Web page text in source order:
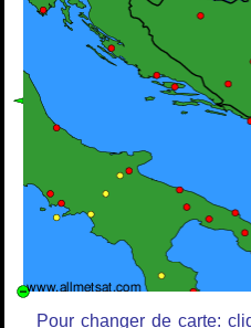
Pour changer de carte: